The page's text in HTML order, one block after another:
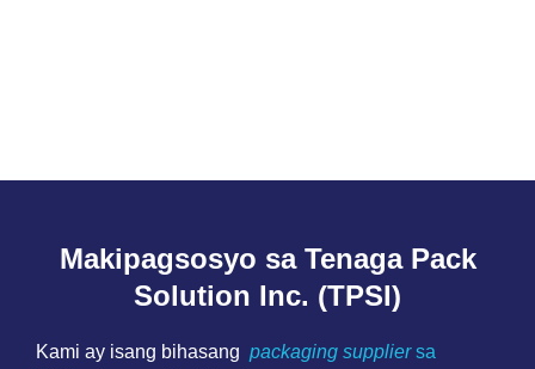
Makipagsosyo sa Tenaga Pack
Solution Inc. (TPSI)
Kami ay isang bihasang packaging suppliersa